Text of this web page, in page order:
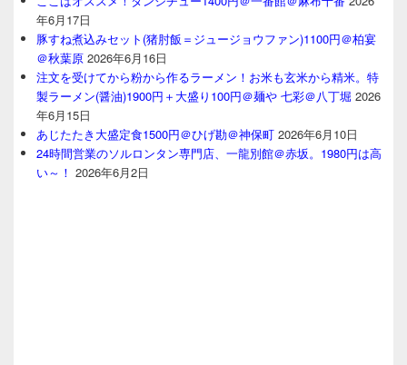
年6月17日
豚すね煮込みセット(猪肘飯＝ジュージョウファン)1100円＠柏宴
＠秋葉原 2026年6月16日
注文を受けてから粉から作るラーメン！お米も玄米から精米。特
製ラーメン(醤油)1900円＋大盛り100円＠麺や 七彩＠八丁堀 2026
年6月15日
あじたたき大盛定食1500円＠ひげ勘＠神保町 2026年6月10日
24時間営業のソルロンタン専門店、一龍別館＠赤坂。1980円は高
い～！ 2026年6月2日